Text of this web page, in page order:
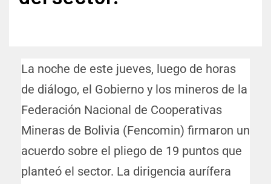
La noche de este jueves, luego de horas
de diálogo, el Gobierno y los mineros de la
Federación Nacional de Cooperativas
Mineras de Bolivia (Fencomin) firmaron un
acuerdo sobre el pliego de 19 puntos que
planteó el sector. La dirigencia aurífera